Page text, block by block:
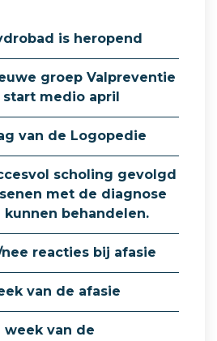
is heropend
groep Valpreventie
start medio april
van de Logopedie
scholing gevolgd
met de diagnose
kunnen behandelen.
nee reacties bij afasie
van de afasie
week van de